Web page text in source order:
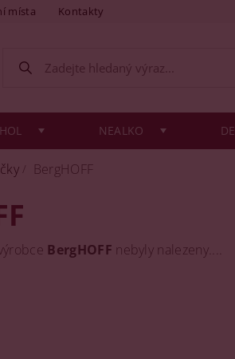
místa Kontakty
NEALKO
BergHOFF
BergHOFF nebyly nalezeny....